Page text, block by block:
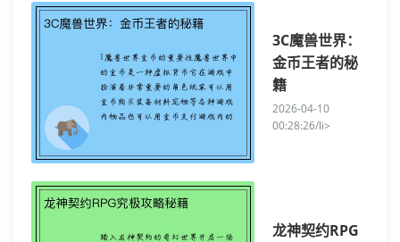
3C魔兽世界：
金币王者的秘
籍
2026-04-10
00:28:26/li>
龙神契约RPG